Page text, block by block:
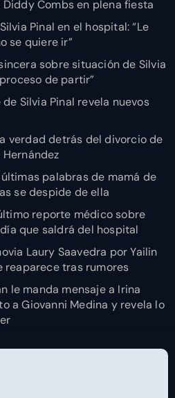
Diddy Combs en plena fiesta
Pinal en el hospital: “Le
se quiere ir”
sobre situación de Silvia
de partir”
Silvia Pinal revela nuevos
la verdad detrás del divorcio de
palabras de mamá de
se despide de ella
reporte médico sobre
que saldrá del hospital
Laury Saavedra por Yailin
reaparece tras rumores
le manda mensaje a Irina
a Giovanni Medina y revela lo